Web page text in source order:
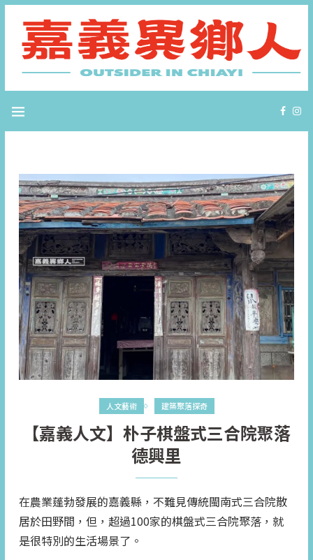
人文藝術 建築聚落探奇
【嘉義人文】朴子棋盤式三合院聚落
德興里
在農業蓬勃發展的嘉義縣，不難見傳統閩南式三合院散
居於田野間，但，超過100家的棋盤式三合院聚落，就
是很特別的生活場景了。